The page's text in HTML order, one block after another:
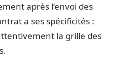
après l’envoi des
a ses spécificités :
la grille des